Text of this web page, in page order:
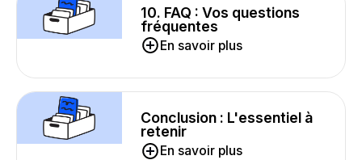
10. FAQ : Vos questions
fréquentes
En savoir plus
Conclusion : L'essentiel à
retenir
En savoir plus